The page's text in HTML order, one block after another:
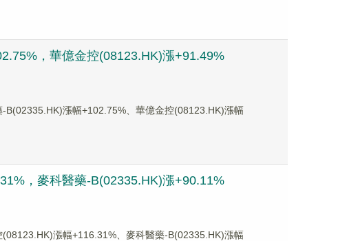
，華億金控(08123.HK)漲+91.49%
B(02335.HK)漲幅+102.75%、華億金控(08123.HK)漲幅
，麥科醫藥-B(02335.HK)漲+90.11%
漲幅+116.31%、麥科醫藥-B(02335.HK)漲幅